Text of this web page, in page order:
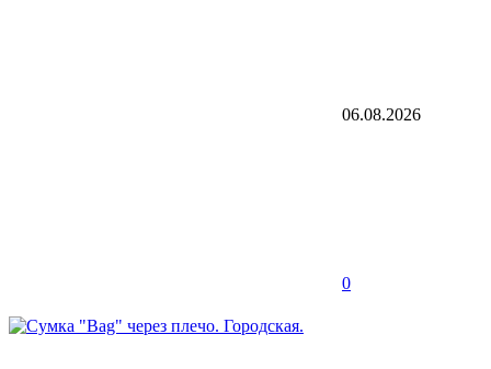
06.08.2026
0